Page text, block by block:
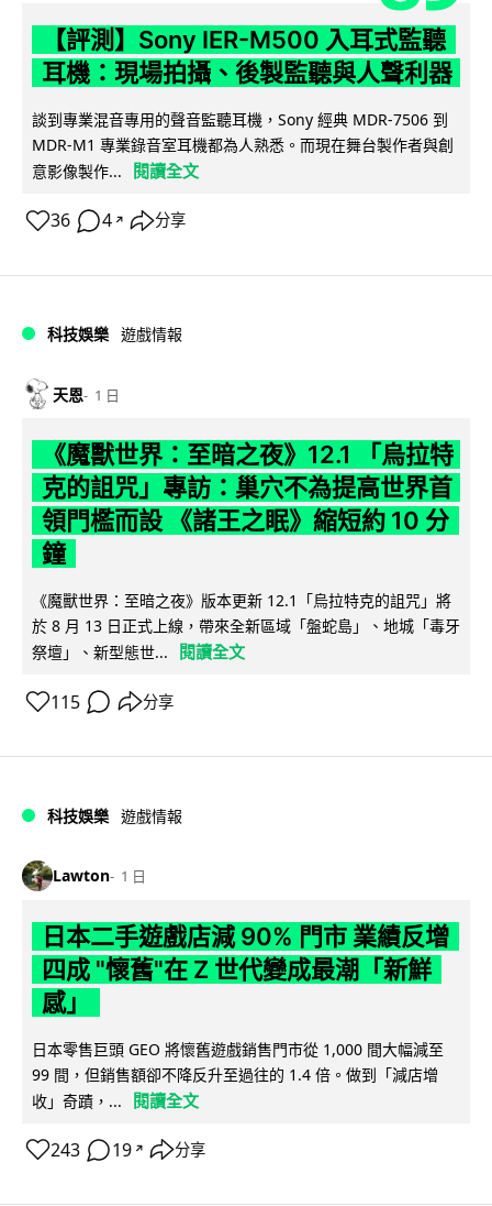
【評測】Sony IER-M500 入耳式監聽
耳機：現場拍攝、後製監聽與人聲利器
談到專業混音專用的聲音監聽耳機，Sony 經典 MDR-7506 到
MDR-M1 專業錄音室耳機都為人熟悉。而現在舞台製作者與創
意影像製作...
閱讀全文
36 4 ↗ 分享
科技娛樂 遊戲情報
天恩 1 日
《魔獸世界：至暗之夜》12.1 「烏拉特
克的詛咒」專訪：巢穴不為提高世界首
領門檻而設 《諸王之眠》縮短約 10 分
鐘
《魔獸世界：至暗之夜》版本更新 12.1「烏拉特克的詛咒」將
於 8 月 13 日正式上線，帶來全新區域「盤蛇島」、地城「毒牙
祭壇」、新型態世...
閱讀全文
115 分享
科技娛樂 遊戲情報
Lawton 1 日
日本二手遊戲店減 90% 門市 業績反增
四成 "懷舊"在 Z 世代變成最潮「新鮮
感」
日本零售巨頭 GEO 將懷舊遊戲銷售門市從 1,000 間大幅減至
99 間，但銷售額卻不降反升至過往的 1.4 倍。做到「減店增
收」奇蹟，...
閱讀全文
243 19 ↗ 分享